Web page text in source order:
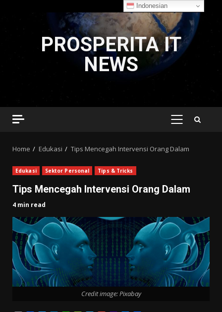
PROSPERITA IT
NEWS
PRIMARY
Home Edukasi Tips Mencegah Intervensi Orang Dalam
Edukasi Sektor Personal Tips & Tricks
Tips Mencegah Intervensi Orang Dalam
4 min read
Credit image: Pixabay
Indonesian